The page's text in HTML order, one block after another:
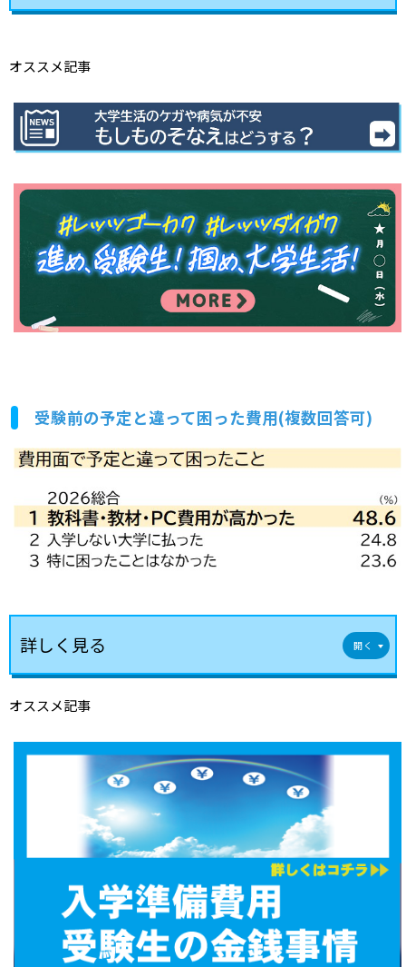
オススメ記事
受験前の予定と違って困った費用(複数回答可)
詳しく見る
オススメ記事